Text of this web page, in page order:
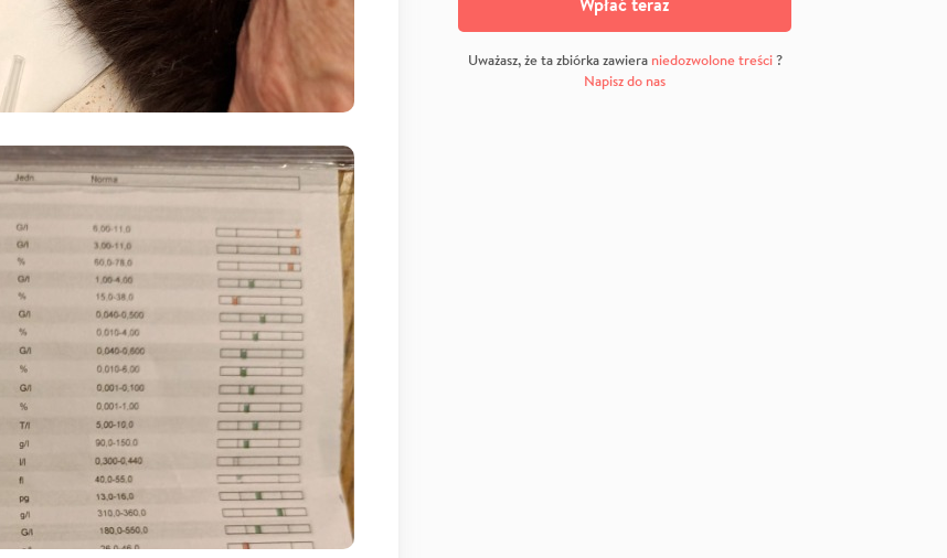
Uważasz, że ta zbiórka zawiera niedozwolone treści?
Napisz do nas